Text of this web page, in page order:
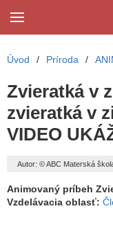
Úvod / Príroda /
Zvieratká v
zvieratká v
VIDEO
Autor: © ABC Materská
Animovaný príbeh
Vzdelávacia oblasť: